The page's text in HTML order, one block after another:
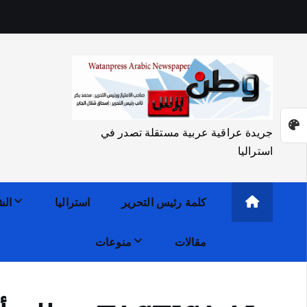
جريدة عراقية عربية مستقلة تصدر في
استراليا
كلمة رئيس التحرير استراليا
مقالات منوعات